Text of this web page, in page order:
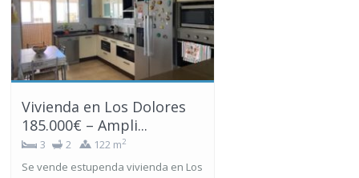
Vivienda en Los Dolores
185.000€ – Ampli...
3 2 122 m2
Se vende estupenda vivienda en Los